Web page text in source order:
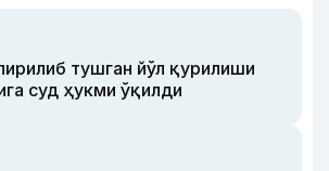
тушган йўл қурилиши
суд ҳукми ўқилди